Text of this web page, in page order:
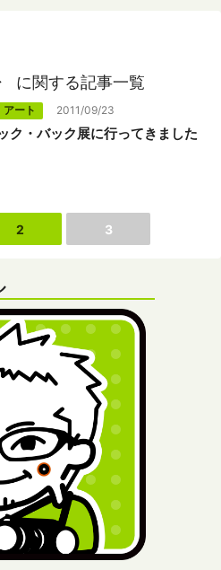
に関する記事一覧
ート 2011/09/23
ク・バック展に行ってきました
2 3